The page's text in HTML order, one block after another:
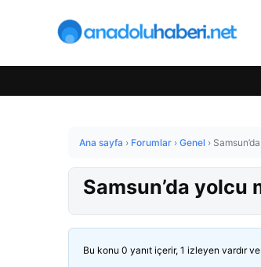
Ana sayfa › Forumlar › Genel ›
Samsun’da
Bu konu 0 yanıt içerir, 1 izleyen vardır